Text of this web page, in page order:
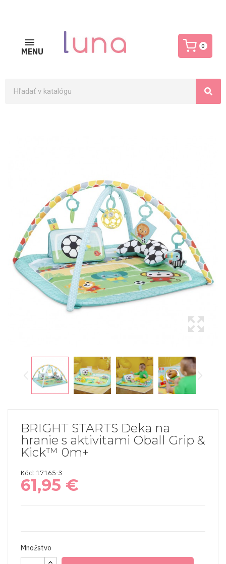
MENU
0
BRIGHT STARTS Deka na
hranie s aktivitami Oball Grip &
Kick™ 0m+
Kód: 17165-3
61,95 €
Množstvo